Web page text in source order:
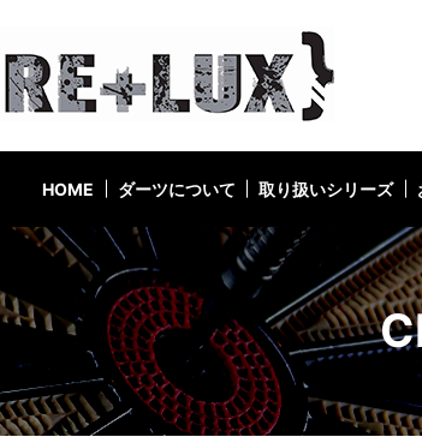
HOME ダーツについて 取り扱いシリーズ